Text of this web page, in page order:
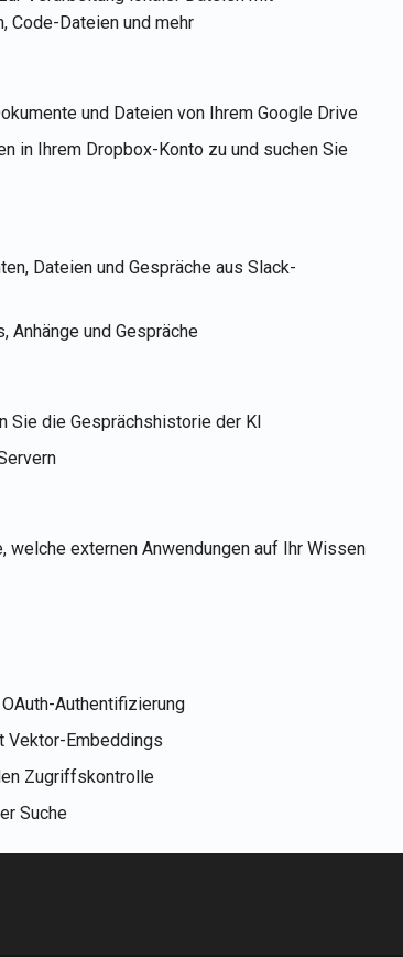
Code-Dateien und mehr
und Dateien von Ihrem Google Drive
in Ihrem Dropbox-Konto zu und suchen Sie
Dateien und Gespräche aus Slack-
Anhänge und Gespräche
Sie die Gesprächshistorie der KI
welche externen Anwendungen auf Ihr Wissen
Authentifizierung
Vektor-Embeddings
Zugriffskontrolle
Suche